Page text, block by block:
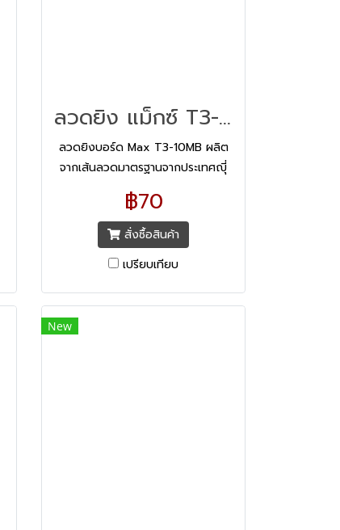
ลวดยิง แม็กซ์ T3-10MB
ลวดยิงบอร์ด Max T3-10MB ผลิต
จากเส้นลวดมาตรฐานจากประเทศญุี่
ปุ่น แข็งแรง ไม่เป็นสนิม ไม่หักงอ ไม่
ติดขัดขณะใช้งาน
฿70
สั่งซื้อสินค้า
เปรียบเทียบ
New